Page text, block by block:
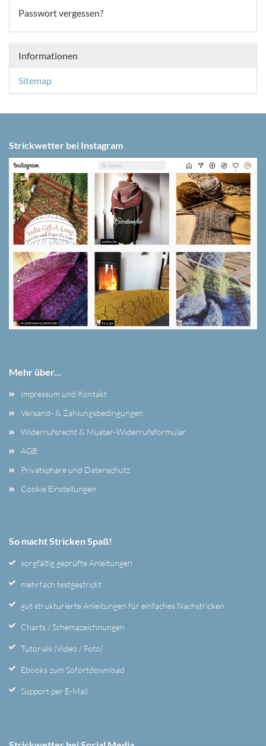
Passwort vergessen?
Informationen
Sitemap
Strickwetter bei Instagram
Mehr über...
Impressum und Kontakt
Versand- & Zahlungsbedingungen
Widerrufsrecht & Muster-Widerrufsformular
AGB
Privatsphäre und Datenschutz
Cookie Einstellungen
So macht Stricken Spaß!
sorgfältig geprüfte Anleitungen
mehrfach testgestrickt
gut strukturierte Anleitungen für einfaches Nachstricken
Charts / Schemazeichnungen
Tutorials (Video / Foto)
Ebooks zum Sofortdownload
Support per E-Mail